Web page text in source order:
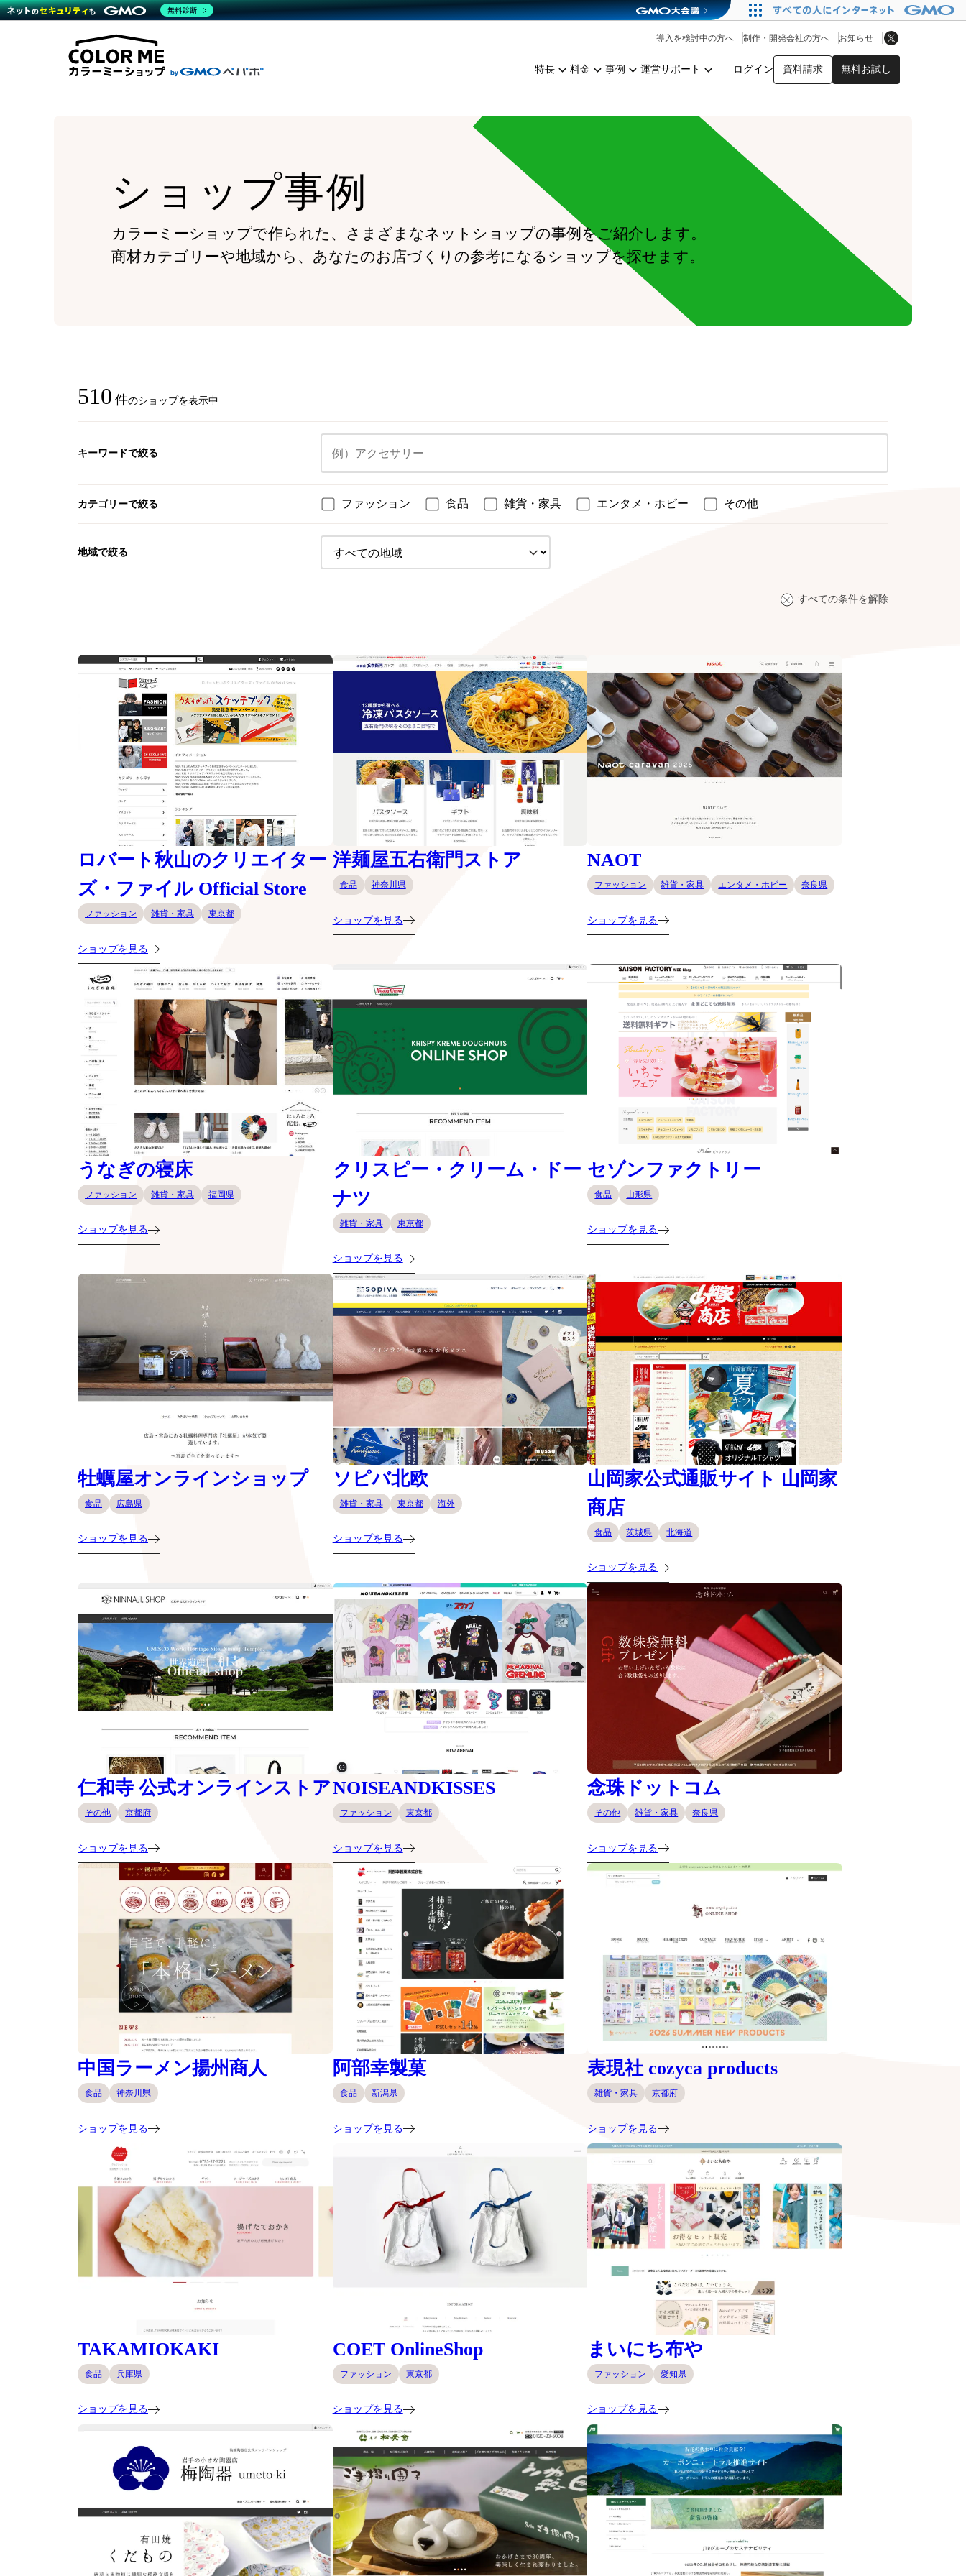
特長 料金 事例 運営サポート ログイン 資料請求 無料お試し
導入を検討中の方へ 制作・開発会社の方へ お知らせ
商材一覧を見る
機能一覧を見る
WordPress導入
顧客ロイヤリティを向上
モバイルアプリ
複数店舗との連携
雑貨販売 アプリストア
料金
プラン・料金一覧を見る
料金シミュレーション
事例
運営サポート
サポート一覧を見る
コミュニティイベントCarty
ショップ事例
カラーミーショップで作られた、さまざまなネットショップの事例をご紹介します。
商材カテゴリーや地域から、あなたのお店づくりの参考になるショップを探せます。
510 件のショップを表示中
キーワードで絞る
カテゴリーで絞る ファッション 食品 雑貨・家具 エンタメ・ホビー その他
地域で絞る
すべての条件を解除
ロバート秋山のクリエイター
ズ・ファイル Official Store
ファッション 雑貨・家具 東京都
ショップを見る
洋麺屋五右衛門ストア
食品 神奈川県
ショップを見る
NAOT
ファッション 雑貨・家具 エンタメ・ホビー 奈良県
ショップを見る
うなぎの寝床
ファッション 雑貨・家具 福岡県
ショップを見る
クリスピー・クリーム・ドー
ナツ
雑貨・家具 東京都
ショップを見る
セゾンファクトリー
食品 山形県
ショップを見る
牡蠣屋オンラインショップ
食品 広島県
ショップを見る
ソピバ北欧
雑貨・家具 東京都 海外
ショップを見る
山岡家公式通販サイト 山岡家
商店
食品 茨城県 北海道
ショップを見る
仁和寺 公式オンラインストア
その他 京都府
ショップを見る
NOISEANDKISSES
ファッション 東京都
ショップを見る
念珠ドットコム
その他 雑貨・家具 奈良県
ショップを見る
中国ラーメン揚州商人
食品 神奈川県
ショップを見る
阿部幸製菓
食品 新潟県
ショップを見る
表現社 cozyca products
雑貨・家具 京都府
ショップを見る
TAKAMIOKAKI
食品 兵庫県
ショップを見る
COET OnlineShop
ファッション 東京都
ショップを見る
まいにち布や
ファッション 愛知県
ショップを見る
無料診断